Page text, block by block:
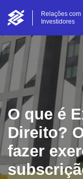
Relações com
Investidores
O que é
Direito?
fazer